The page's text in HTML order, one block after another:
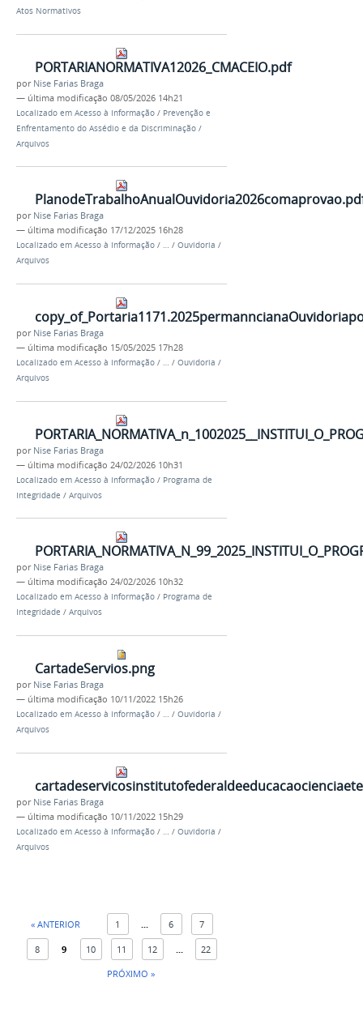
Atos Normativos
PORTARIANORMATIVA12026_CMACEIO.pdf
por Nise Farias Braga
— última modificação 08/05/2026 14h21
Localizado em Acesso à Informação / Prevenção e
Enfrentamento do Assédio e da Discriminação /
Arquivos
por Nise Farias Braga
— última modificação 17/12/2025 16h28
Localizado em Acesso à Informação / … / Ouvidoria /
Arquivos
por Nise Farias Braga
— última modificação 15/05/2025 17h28
Localizado em Acesso à Informação / … / Ouvidoria /
Arquivos
por Nise Farias Braga
— última modificação 24/02/2026 10h31
Localizado em Acesso à Informação / Programa de
Integridade / Arquivos
por Nise Farias Braga
— última modificação 24/02/2026 10h32
Localizado em Acesso à Informação / Programa de
Integridade / Arquivos
CartadeServios.png
por Nise Farias Braga
— última modificação 10/11/2022 15h26
Localizado em Acesso à Informação / … / Ouvidoria /
Arquivos
por Nise Farias Braga
— última modificação 10/11/2022 15h29
Localizado em Acesso à Informação / … / Ouvidoria /
Arquivos
« ANTERIOR 1 6 7
8 9 10 11 12
22
PRÓXIMO »